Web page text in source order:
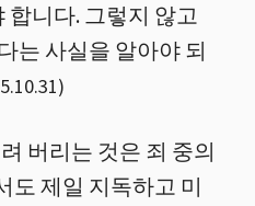
니다. 그렇지 않고
는 사실을 알아야 되
)
버리는 것은 죄 중의
도 제일 지독하고 미